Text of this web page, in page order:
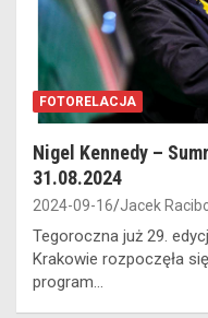
FOTORELACJA
Nigel Kennedy –
31.08.2024
2024-09-16 Jacek
Tegoroczna już 29.
Krakowie rozpoczęła
program…